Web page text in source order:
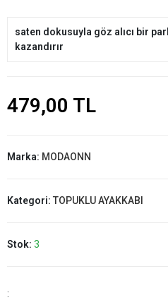
saten dokusuyla göz alıcı bir
kazandırır
479,00 TL
Marka: MODAONN
Kategori: TOPUKLU AYAKKABI
Stok: 3
: